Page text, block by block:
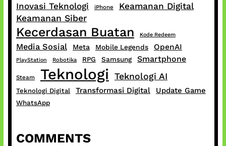
Inovasi Teknologi iPhone
Keamanan Digital
Keamanan Siber
Kecerdasan Buatan Kode Redeem
Media Sosial Meta Mobile Legends OpenAI
PlayStation Robotika RPG Samsung Smartphone
Steam Teknologi Teknologi AI
Teknologi Digital Transformasi Digital Update Game
WhatsApp
COMMENTS